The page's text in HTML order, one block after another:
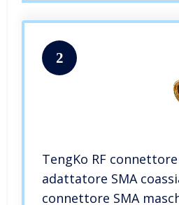
2
TengKo RF
adattatore SMA
connettore SMA